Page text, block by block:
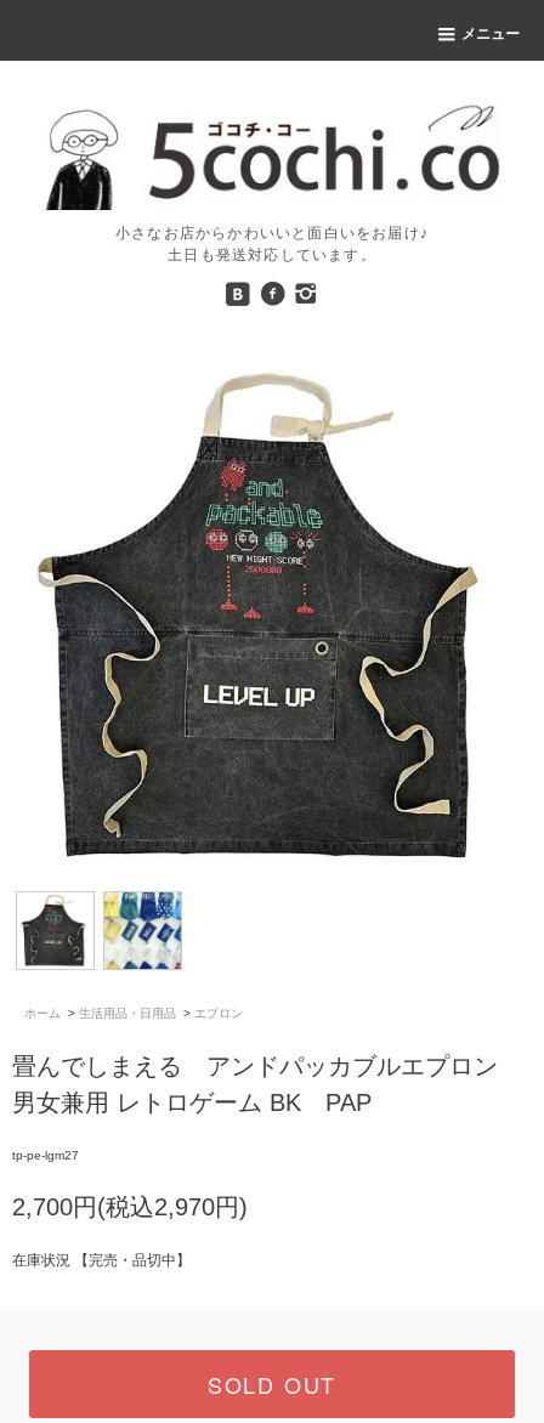
メニュー
小さなお店からかわいいと面白いをお届け♪
土日も発送対応しています。
ホーム > 生活用品・日用品 > エプロン
畳んでしまえる アンドパッカブルエプロン
男女兼用 レトロゲーム BK PAP
tp-pe-lgm27
2,700円(税込2,970円)
在庫状況 【完売・品切中】
SOLD OUT